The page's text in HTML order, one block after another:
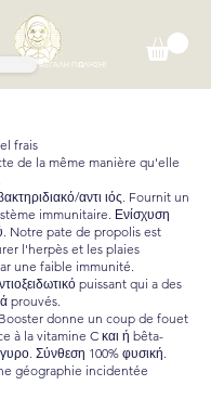
ΜΕΓΑΛΗ ΠΩΛΗΣΗ!
frais
de la même manière qu'elle
αντι ιός. Fournit un
immunitaire. Ενίσχυση
Notre pate de propolis est
l'herpès et les plaies
une faible immunité.
puissant qui a des
prouvés.
donne un coup de fouet
à la vitamine C και ή bêta-
Σύνθεση 100% φυσική.
géographie incidentée